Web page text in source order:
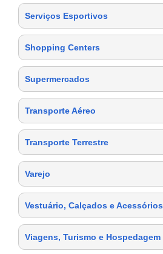
Serviços Esportivos
Shopping Centers
Supermercados
Transporte Aéreo
Transporte Terrestre
Varejo
Vestuário, Calçados e Acessórios
Viagens, Turismo e Hospedagem